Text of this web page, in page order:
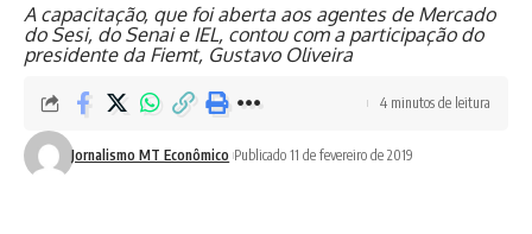
A capacitação, que foi aberta aos agentes de Mercado
do Sesi, do Senai e IEL, contou com a participação do
presidente da Fiemt, Gustavo Oliveira
Jornalismo MT Econômico Publicado 11 de fevereiro de 2019
4 minutos de leitura